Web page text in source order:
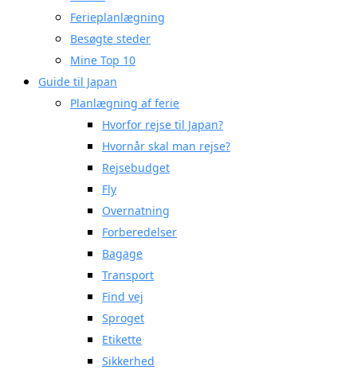
Ferieplanlægning
Besøgte steder
Mine Top 10
Guide til Japan
Planlægning af ferie
Hvorfor rejse til Japan?
Hvornår skal man rejse?
Rejsebudget
Fly
Overnatning
Forberedelser
Bagage
Transport
Find vej
Sproget
Etikette
Sikkerhed